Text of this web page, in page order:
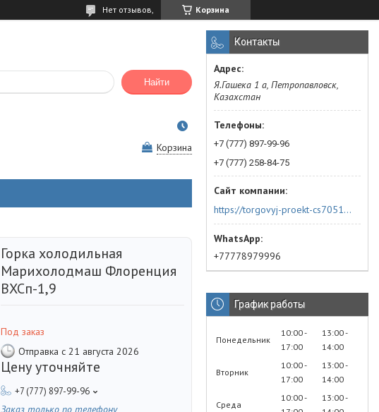
Корзина
Нет отзывов,
Найти
Корзина
Горка холодильная
Марихолодмаш Флоренция
ВХСп-1,9
Под заказ
Отправка с 21 августа 2026
Цену уточняйте
+7 (777) 897-99-96
Заказ только по телефону
Контакты
Я.Гашека 1 а, Петропавловск,
Казахстан
+7 (777) 897-99-96
+7 (777) 258-84-75
https://torgovyj-proekt-cs705144.satu.kz/
+77778979996
График работы
Понедельник
10:00
17:00
13:00
14:00
Вторник
10:00
17:00
13:00
14:00
Среда
10:00
13:00